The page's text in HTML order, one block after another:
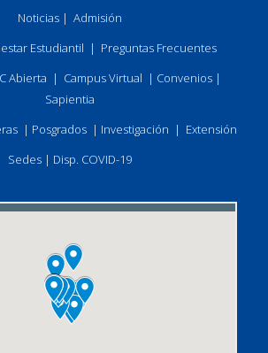
Noticias | Admisión
Estudiantil | Preguntas Frecuentes
Abierta | Campus Virtual | Convenios|
Sapientia
| Posgrados | Investigación | Extensión
Sedes | Disp. COVID-19